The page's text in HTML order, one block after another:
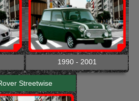
1990 - 2001
Streetwise